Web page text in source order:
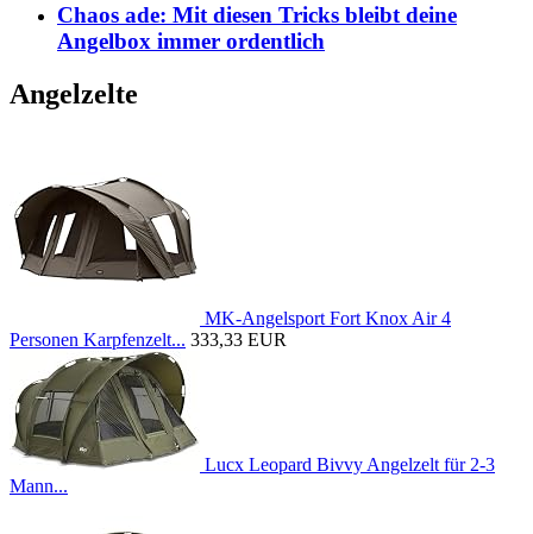
Chaos ade: Mit diesen Tricks bleibt deine
Angelbox immer ordentlich
Angelzelte
MK-Angelsport Fort Knox Air 4
Personen Karpfenzelt... 333,33 EUR
Lucx Leopard Bivvy Angelzelt für 2-3
Mann...